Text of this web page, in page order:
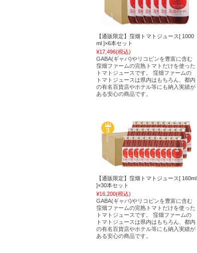
【通販限定】窪畑トマトジュース[ 1000
ml ]×6本セット
¥17,496(税込)
GABA(ギャバ)やリコピンを豊富に含む
窪畑ファームの完熟トマトだけを使った
トマトジュースです。 窪畑ファームの
トマトジュースは県内はもちろん、都内
の有名百貨店やホテル等にも納入実績が
ある安心の商品です。
【通販限定】窪畑トマトジュース[ 160ml
]×30本セット
¥16,200(税込)
GABA(ギャバ)やリコピンを豊富に含む
窪畑ファームの完熟トマトだけを使った
トマトジュースです。 窪畑ファームの
トマトジュースは県内はもちろん、都内
の有名百貨店やホテル等にも納入実績が
ある安心の商品です。